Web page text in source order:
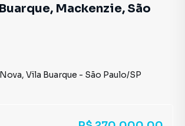
Mackenzie, São
, Vila Buarque - São Paulo/SP